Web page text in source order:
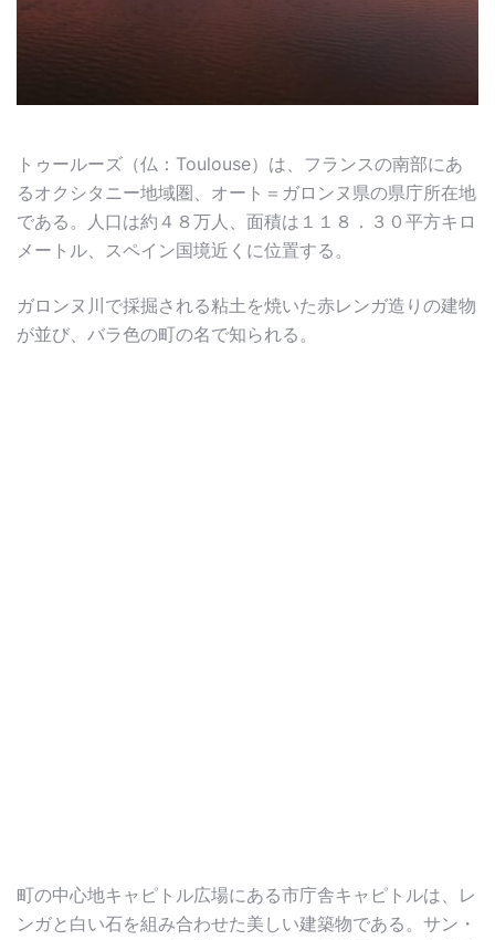
トゥールーズ（仏：Toulouse）は、フランスの南部にあ
るオクシタニー地域圏、オート＝ガロンヌ県の県庁所在地
である。人口は約４８万人、面積は１１８．３０平方キロ
メートル、スペイン国境近くに位置する。
ガロンヌ川で採掘される粘土を焼いた赤レンガ造りの建物
が並び、バラ色の町の名で知られる。
町の中心地キャピトル広場にある市庁舎キャピトルは、レ
ンガと白い石を組み合わせた美しい建築物である。サン・